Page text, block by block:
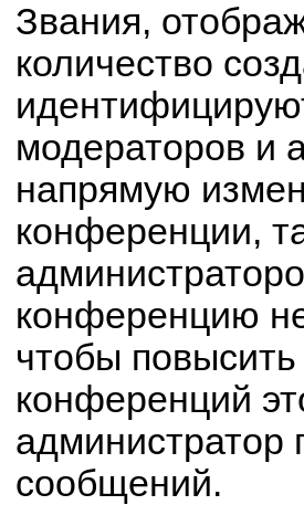
Звания,
количество
модераторов и
напрямую
конференции,
конференцию
чтобы
конференций
администратор
сообщений.